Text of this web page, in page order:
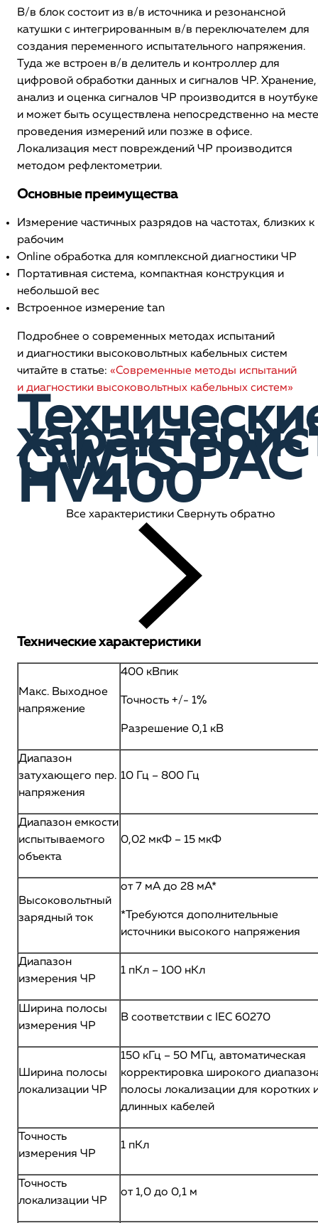
В/в блок состоит из в/в источника и резонансной
катушки с интегрированным в/в переключателем для
создания переменного испытательного напряжения.
Туда же встроен в/в делитель и контроллер для
цифровой обработки данных и сигналов ЧР. Хранение,
анализ и оценка сигналов ЧР производится в ноутбуке
и может быть осуществлена непосредственно на месте
проведения измерений или позже в офисе.
Локализация мест повреждений ЧР производится
методом рефлектометрии.
Основные преимущества
Измерение частичных разрядов на частотах, близких к
рабочим
Online обработка для комплексной диагностики ЧР
Портативная система, компактная конструкция и
небольшой вес
Встроенное измерение tan
Подробнее о современных методах испытаний
и диагностики высоковольтных кабельных систем
читайте в статье: «Современные методы испытаний
и диагностики высоковольтных кабельных систем​»
OWTS DAC
HV400
Все характеристики Свернуть обратно
Технические характеристики
Макс. Выходное
напряжение
400 кВпик
Точность +/- 1%
Разрешение 0,1 кВ
Диапазон
затухающего пер.
напряжения
10 Гц – 800 Гц
Диапазон емкости
испытываемого
объекта
0,02 мкФ – 15 мкФ
Высоковольтный
зарядный ток
от 7 мА до 28 мА*
*Требуются дополнительные
источники высокого напряжения
Диапазон
измерения ЧР
1 пКл – 100 нКл
Ширина полосы
измерения ЧР
В соответствии с IEC 60270
Ширина полосы
локализации ЧР
150 кГц – 50 МГц, автоматическая
корректировка широкого
полосы локализации для коротких
длинных кабелей
Точность
измерения ЧР
1 пКл
Точность
локализации ЧР
от 1,0 до 0,1 м